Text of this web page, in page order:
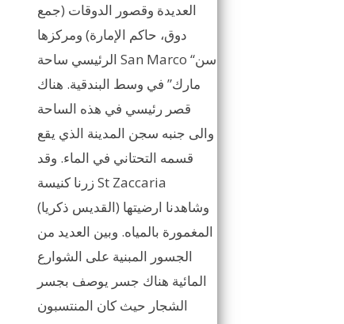
العديدة وقصور الدوقات (جمع
دوق، حاكم الإمارة) ومركزها
الرئيسي ساحة San Marco “سن
مارك” في وسط البندقية. هناك
قصر رئيسي في هذه الساحة
والى جنبه سجن المدينة الذي يقع
قسمه التحتاني في الماء. وقد
زرنا كنيسة St Zaccaria
(القديس ذكريا) وشاهدنا ارضيتها
المغمورة بالمياه. وبين العديد من
الجسور المبنية على الشوارع
المائية هناك جسر يوصف بجسر
الشجار حيث كان المنتسبون